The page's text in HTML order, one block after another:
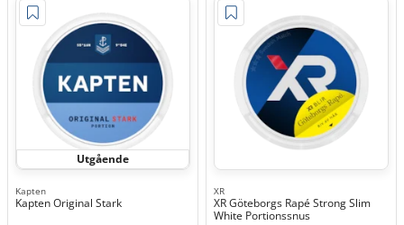
Utgående
Kapten
Kapten Original Stark
XR
XR Göteborgs Rapé Strong Slim
White Portionssnus